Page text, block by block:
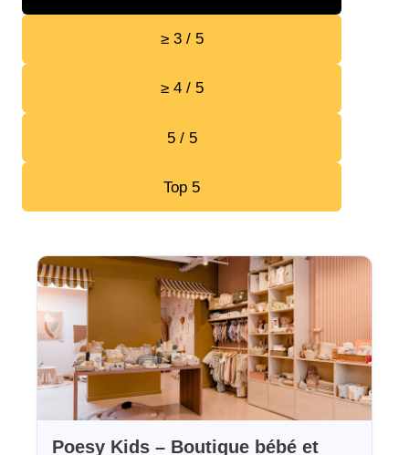
≥ 3 / 5
≥ 4 / 5
5 / 5
Top 5
Poesy Kids – Boutique bébé et